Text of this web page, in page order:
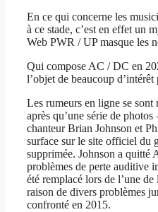
En ce qui concerne les
à ce stade, c’est en effet un
Web PWR / UP masque les
Qui compose AC / DC en
l’objet de beaucoup
Les rumeurs en ligne se sont
après qu’une série de
chanteur Brian Johnson et
surface sur le site officiel du
supprimée. Johnson a quitté
problèmes de perte auditive
été remplacé lors de l’une de
raison de divers problèmes
confronté en 2015.